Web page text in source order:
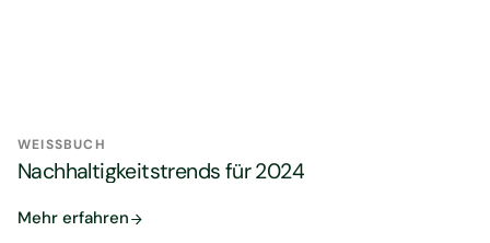
WEISSBUCH
Nachhaltigkeitstrends für 2024
Mehr erfahren